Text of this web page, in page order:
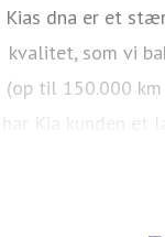
Kias dna er et
kvalitet, som vi
(op til 150.000
har Kia kunden et
Den lange